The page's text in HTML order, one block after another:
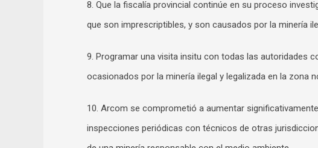
8. Que la fiscalía provincial continúe en su proceso
que son imprescriptibles, y son causados por la minería
9. Programar una visita insitu con todas las autoridades
ocasionados por la minería ilegal y legalizada en la zona
10. Arcom se comprometió a aumentar
inspecciones periódicas con técnicos de otras